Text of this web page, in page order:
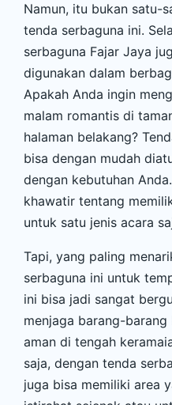
Namun, itu bukan satu-
tenda serbaguna ini.
serbaguna Fajar Jaya
digunakan dalam
Apakah Anda ingin
malam romantis di
halaman belakang?
bisa dengan mudah
dengan kebutuhan
khawatir tentang
untuk satu jenis acara
Tapi, yang paling
serbaguna ini untuk
ini bisa jadi sangat
menjaga barang-
aman di tengah
saja, dengan tenda
juga bisa memiliki area